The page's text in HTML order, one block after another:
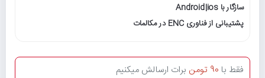
سازگار با Android|ios
پشتیبانی از فناوری ENC در مکالمات
فقط با 90 تومن برات ارسالش میکنیم